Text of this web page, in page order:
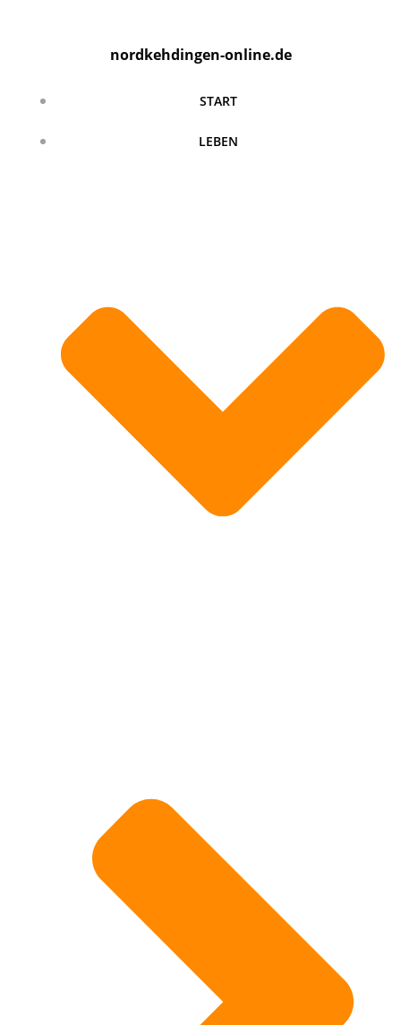
nordkehdingen-online.de
START
LEBEN